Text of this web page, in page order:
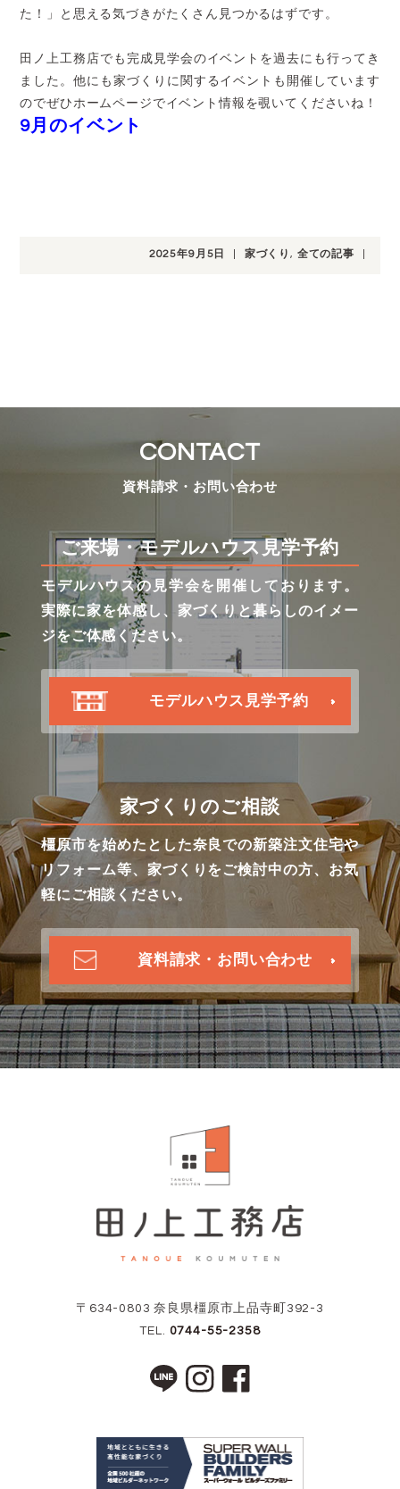
た！」と思える気づきがたくさん見つかるはずです。
田ノ上工務店でも完成見学会のイベントを過去にも行ってき
ました。他にも家づくりに関するイベントも開催しています
のでぜひホームページでイベント情報を覗いてくださいね！
9月のイベント
2025年9月5日 家づくり, 全ての記事
CONTACT
資料請求・お問い合わせ
ご来場・モデルハウス見学予約
モデルハウスの見学会を開催しております。
実際に家を体感し、家づくりと暮らしのイメー
ジをご体感ください。
モデルハウス見学予約
家づくりのご相談
橿原市を始めたとした奈良での新築注文住宅や
リフォーム等、家づくりをご検討中の方、お気
軽にご相談ください。
資料請求・お問い合わせ
〒634-0803 奈良県橿原市上品寺町392-3
TEL. 0744-55-2358